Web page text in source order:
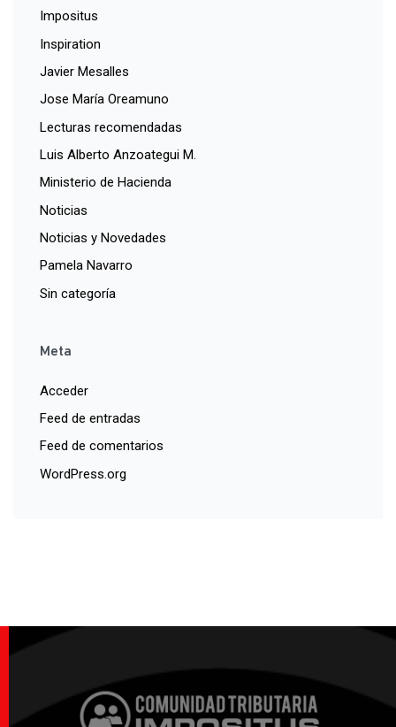
Impositus
Inspiration
Javier Mesalles
Jose María Oreamuno
Lecturas recomendadas
Luis Alberto Anzoategui M.
Ministerio de Hacienda
Noticias
Noticias y Novedades
Pamela Navarro
Sin categoría
Meta
Acceder
Feed de entradas
Feed de comentarios
WordPress.org